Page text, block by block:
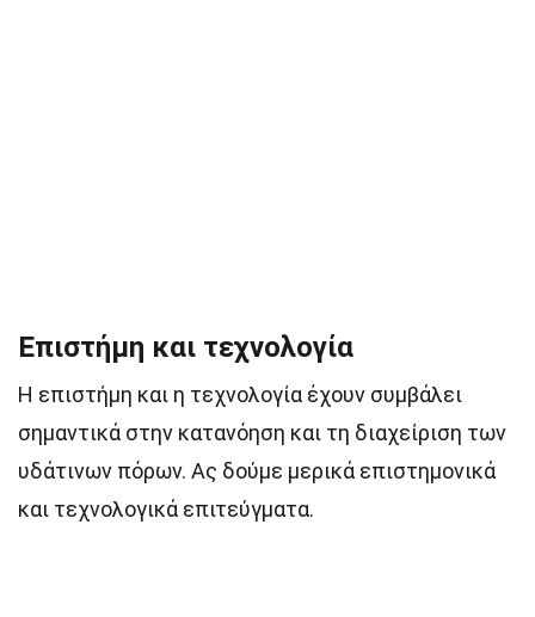
Επιστήμη και τεχνολογία
Η επιστήμη και η τεχνολογία έχουν συμβάλει
σημαντικά στην κατανόηση και τη διαχείριση των
υδάτινων πόρων. Ας δούμε μερικά επιστημονικά
και τεχνολογικά επιτεύγματα.